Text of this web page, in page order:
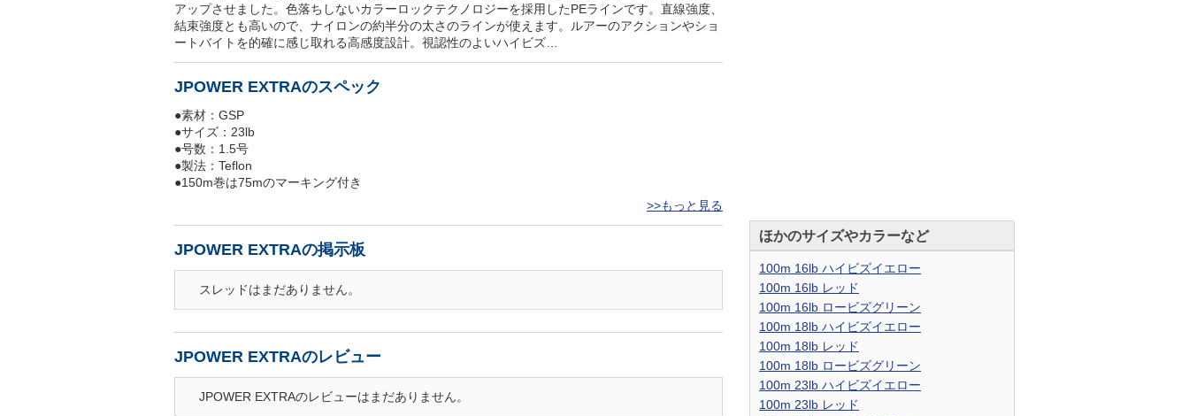
アップさせました。色落ちしないカラーロックテクノロジーを採用したPEラインです。直線強度、
結束強度とも高いので、ナイロンの約半分の太さのラインが使えます。ルアーのアクションやショ
ートバイトを的確に感じ取れる高感度設計。視認性のよいハイビズ…
JPOWER EXTRAのスペック
●素材：GSP
●サイズ：23lb
●号数：1.5号
●製法：Teflon
●150m巻は75mのマーキング付き
>>もっと見る
JPOWER EXTRAの掲示板
スレッドはまだありません。
JPOWER EXTRAのレビュー
JPOWER EXTRAのレビューはまだありません。
ほかのサイズやカラーなど
100m 16lb ハイビズイエロー
100m 16lb レッド
100m 16lb ロービズグリーン
100m 18lb ハイビズイエロー
100m 18lb レッド
100m 18lb ロービズグリーン
100m 23lb ハイビズイエロー
100m 23lb レッド